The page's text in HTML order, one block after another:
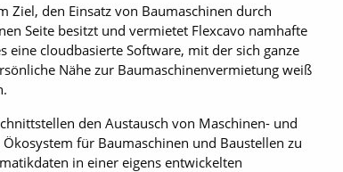
Ziel, den Einsatz von Baumaschinen durch
Seite besitzt und vermietet Flexcavo namhafte
eine cloudbasierte Software, mit der sich ganze
Nähe zur Baumaschinenvermietung weiß
den Austausch von Maschinen- und
für Baumaschinen und Baustellen zu
in einer eigens entwickelten